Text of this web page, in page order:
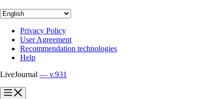
Privacy Policy
User Agreement
Recommendation technologies
Help
LiveJournal — v.931
?
?